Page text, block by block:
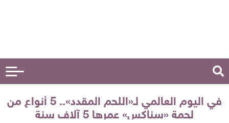
في اليوم العالمي لـ«اللحم المقدد».. 5 أنواع من
لحمة «سناكس» عمرها 5 آلاف سنة